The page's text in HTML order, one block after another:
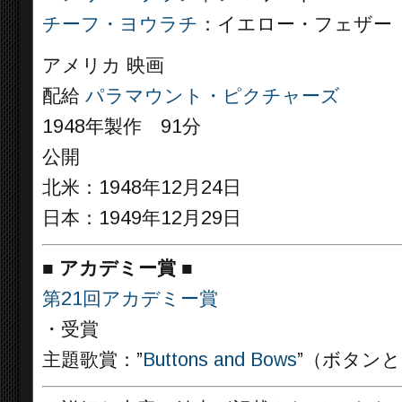
チーフ・ヨウラチ ：イエロー・フェザー
アメリカ 映画
配給 パラマウント・ピクチャーズ
1948年製作 91分
公開
北米：1948年12月24日
日本：1949年12月29日
■ アカデミー賞 ■
第21回アカデミー賞
・受賞
主題歌賞：”Buttons and Bows”（ボタン